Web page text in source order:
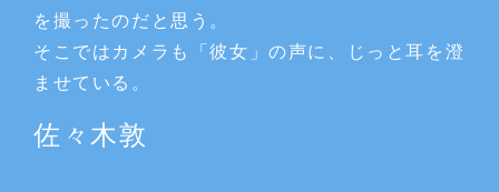
を撮ったのだと思う。
そこではカメラも「彼女」の声に、じっと耳を澄
ませている。
佐々木敦